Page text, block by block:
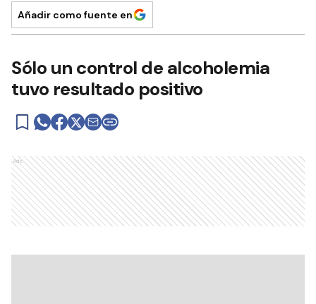
Añadir como fuente en
Sólo un control de alcoholemia
tuvo resultado positivo
Ads